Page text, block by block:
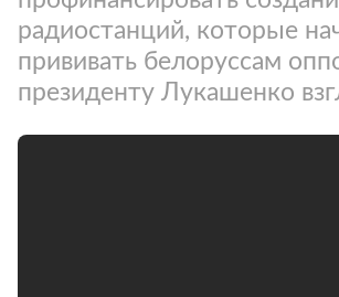
радиостанций, которые
прививать белоруссам
президенту Лукашенко